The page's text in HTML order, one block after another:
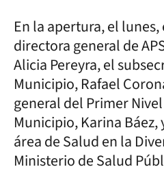
En la apertura, el
directora general de
Alicia Pereyra, el
Municipio, Rafael
general del Primer
Municipio, Karina
área de Salud en la
Ministerio de Salud